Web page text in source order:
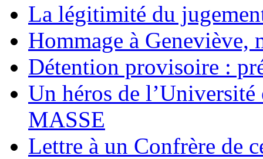
La légitimité du
Hommage à Geneviève,
Détention provisoire :
Un héros de
MASSE
Lettre à un Confrère de